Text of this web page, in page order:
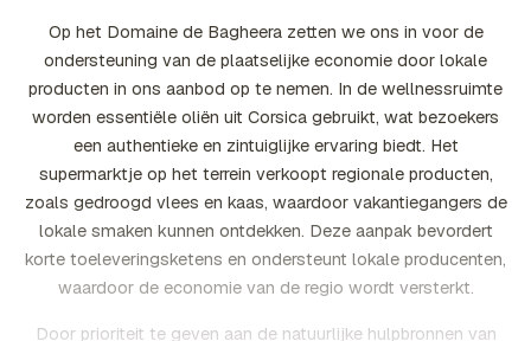
Op het Domaine de Bagheera zetten we ons in voor de
ondersteuning van de plaatselijke economie door lokale
producten in ons aanbod op te nemen. In de wellnessruimte
worden essentiële oliën uit Corsica gebruikt, wat bezoekers
een authentieke en zintuiglijke ervaring biedt. Het
supermarktje op het terrein verkoopt regionale producten,
zoals gedroogd vlees en kaas, waardoor vakantiegangers de
lokale smaken kunnen ontdekken. Deze aanpak bevordert
korte toeleveringsketens en ondersteunt lokale producenten,
waardoor de economie van de regio wordt versterkt.
Door prioriteit te geven aan de natuurlijke hulpbronnen van